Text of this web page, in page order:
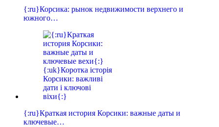
{:ru}Корсика: рынок недвижимости верхнего и
южного…
{:ru}Краткая история Корсики: важные даты и
ключевые…